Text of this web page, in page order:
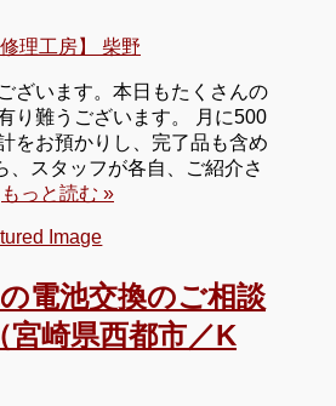
修理工房】 柴野
ざいます。本日もたくさんの
り難うございます。 月に500
をお預かりし、完了品も含め
、スタッフが各自、ご紹介さ
もっと読む »
電池交換のご相談
宮崎県西都市／K